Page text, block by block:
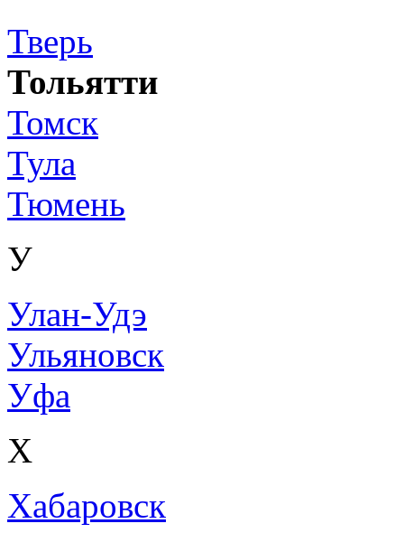
Тверь
Тольятти
Томск
Тула
Тюмень
У
Улан-Удэ
Ульяновск
Уфа
Х
Хабаровск